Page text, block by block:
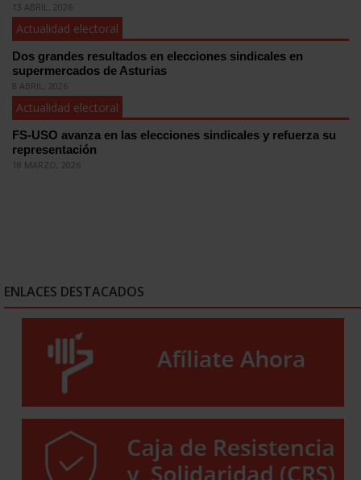
13 ABRIL, 2026
Actualidad electoral
Dos grandes resultados en elecciones sindicales en
supermercados de Asturias
8 ABRIL, 2026
Actualidad electoral
FS-USO avanza en las elecciones sindicales y refuerza su
representación
18 MARZO, 2026
ENLACES DESTACADOS